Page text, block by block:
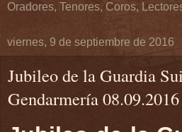
Oradores, Tenores, Coros,
viernes, 9 de septiembre de 2016
Jubileo de la Guardia
Gendarmería 08.09.2016